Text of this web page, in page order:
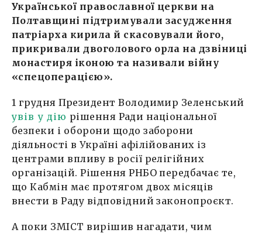
Української православної церкви на
Полтавщині підтримували засудження
патріарха кирила й скасовували його,
прикривали двоголового орла на дзвіниці
монастиря іконою та називали війну
«спецоперацією».
1 грудня Президент Володимир Зеленський
увів у дію рішення Ради національної
безпеки і оборони щодо заборони
діяльності в Україні афілійованих із
центрами впливу в росії релігійних
організацій. Рішення РНБО передбачає те,
що Кабмін має протягом двох місяців
внести в Раду відповідний законопроєкт.
А поки ЗМІСТ вирішив нагадати, чим